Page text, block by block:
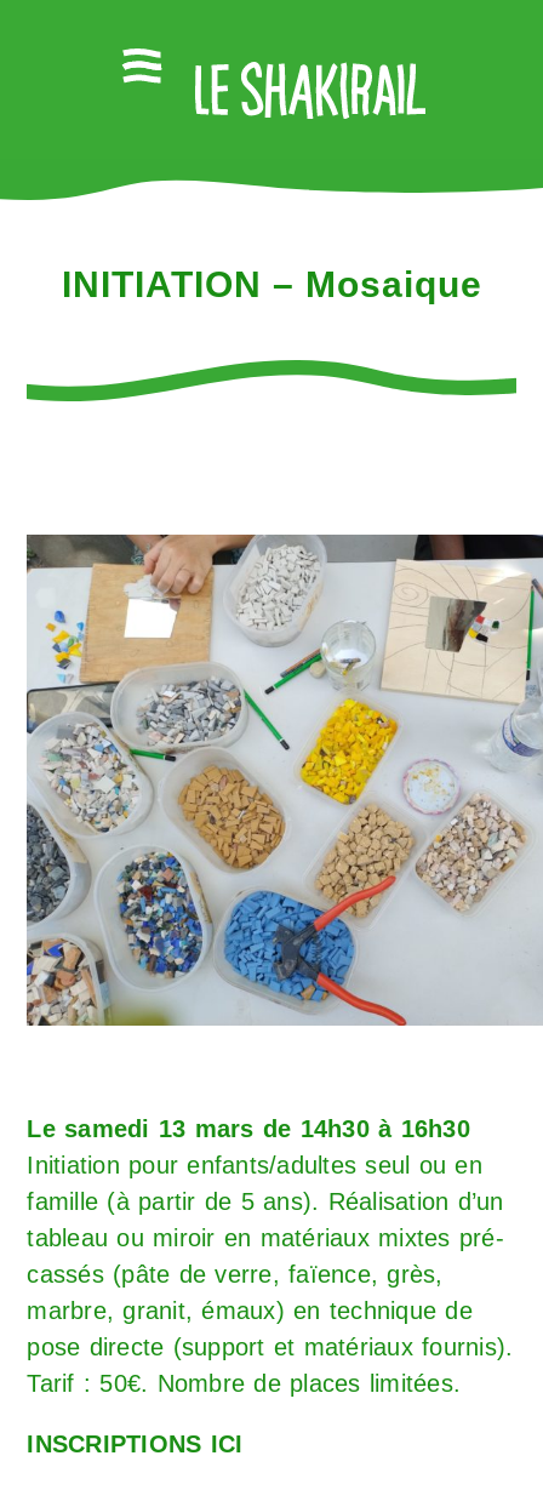
INITIATION – Mosaique
Le samedi 13 mars de 14h30 à 16h30
Initiation pour enfants/adultes seul ou en
famille (à partir de 5 ans). Réalisation d’un
tableau ou miroir en matériaux mixtes pré-
cassés (pâte de verre, faïence, grès,
marbre, granit, émaux) en technique de
pose directe (support et matériaux fournis).
Tarif : 50€. Nombre de places limitées.
INSCRIPTIONS ICI